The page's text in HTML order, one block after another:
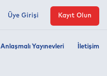
Anlaşmalı Yayınevleri İletişim
Üye Girişi Kayıt Olun